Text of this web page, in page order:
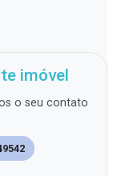
imóvel
o seu contato